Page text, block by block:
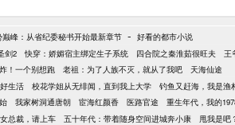
巅峰：从省纪委秘书开始最新章节 - 好看的都市小说
剑2 快穿：娇媚宿主绑定生子系统 四合院之秦淮茹很旺夫 王
！一个别想跑 老祖：为了人族不灭，就从了我吧 天海仙途
生活 校花学姐从无绯闻，直到我上大学 钓鱼又赶海，我是渔
我家树洞通唐朝 宦海红颜香 医路官途 重生年代，我的
总裁，请上车 五十年代：带着随身空间进城奔小康 甩我是吧